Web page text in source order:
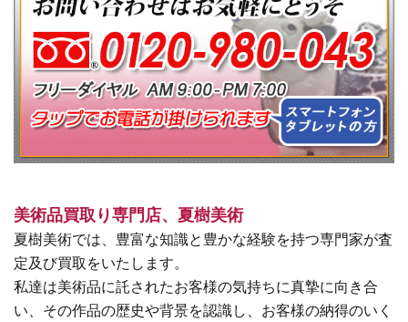
美術品買取り専門店、夏樹美術
夏樹美術では、豊富な知識と豊かな経験を持つ専門家が査
定及び買取をいたします。
私達は美術品に託されたお客様の気持ちに真摯に向き合
い、その作品の歴史や背景を認識し、お客様の納得のいく